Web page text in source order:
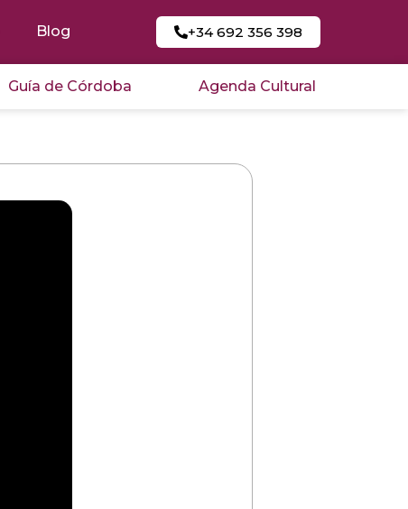
Blog +34 692 356 398
Guía de Córdoba Agenda Cultural